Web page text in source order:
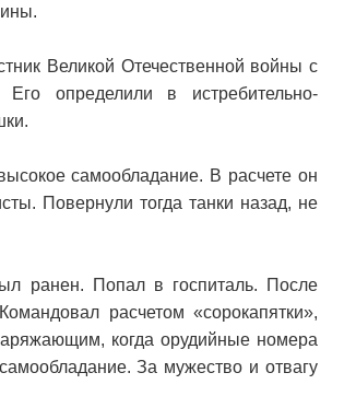
Великой Отечественной войны с
определили в истребительно-
самообладание. В расчете он
Повернули тогда танки назад, не
ранен. Попал в госпиталь. После
расчетом «сорокапятки»,
когда орудийные номера
За мужество и отвагу